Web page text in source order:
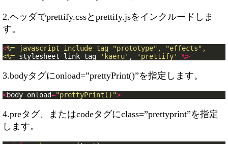
2.ヘッダでprettify.cssとprettify.jsをインクルードしま
す。
<%= javascript_include_tag "prototype", "effects",
<%= stylesheet_link_tag 'kaeru' , 'prettify' %>
3.bodyタグにonload=”prettyPrint()”を指定します。
<body onload="prettyPrint()">
4.preタグ、またはcodeタグにclass=”prettyprint”を指定
します。